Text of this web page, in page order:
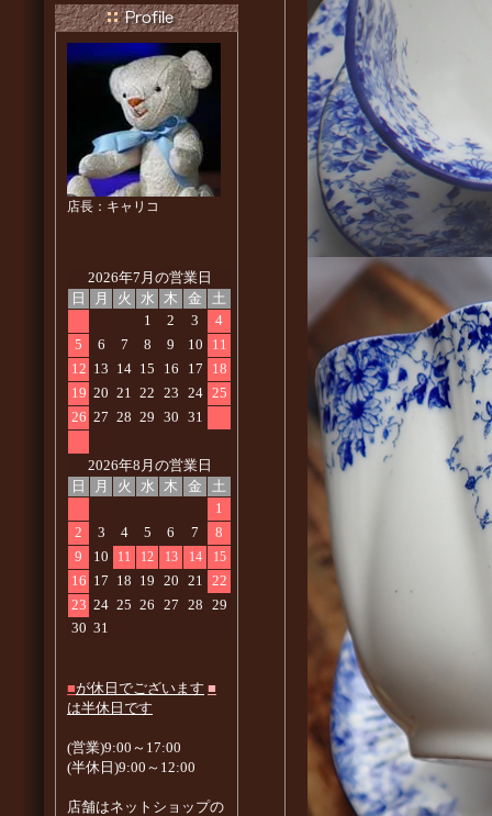
店長：キャリコ
2026年7月の営業日
日
月 火 水 木 金
土
1
2 3
4
5
6 7 8 9 10
11
12 13 14 15 16 17
18
19 20 21 22 23 24 25
26 27 28 29 30 31
2026年8月の営業日
日
月 火 水 木 金
土
1
2
3 4 5 6 7
8
9
10 11 12 13 14 15
16 17 18 19 20 21 22
23 24 25 26 27 28 29
30 31
■が休日でございます ■
は半休日です
(営業)9:00～17:00
(半休日)9:00～12:00
店舗はネットショップの